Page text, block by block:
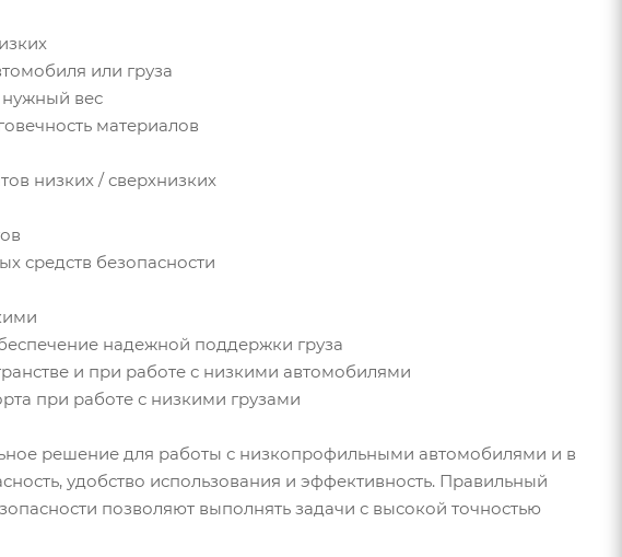
или груза
нужный вес
материалов
низких / сверхнизких
средств безопасности
надежной поддержки груза
и при работе с низкими автомобилями
при работе с низкими грузами
решение для работы с низкопрофильными автомобилями и в
удобство использования и эффективность. Правильный
позволяют выполнять задачи с высокой точностью